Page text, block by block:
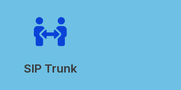
SIP Trunk